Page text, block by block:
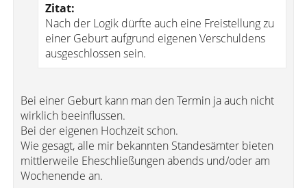
Zitat:
Nach der Logik dürfte auch eine Freistellung zu
einer Geburt aufgrund eigenen Verschuldens
ausgeschlossen sein.
Bei einer Geburt kann man den Termin ja auch nicht
wirklich beeinflussen.
Bei der eigenen Hochzeit schon.
Wie gesagt, alle mir bekannten Standesämter bieten
mittlerweile Eheschließungen abends und/oder am
Wochenende an.